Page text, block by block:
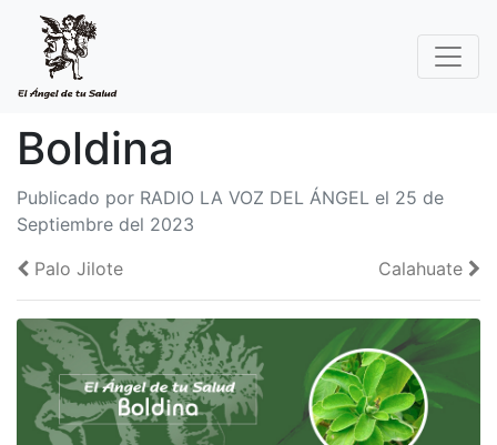
Boldina
Publicado por RADIO LA VOZ DEL ÁNGEL el 25 de
Septiembre del 2023
Palo Jilote
Calahuate